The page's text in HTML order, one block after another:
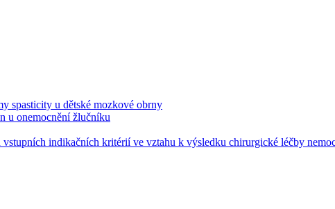
spasticity u dětské mozkové obrny
u onemocnění žlučníku
indikačních kritérií ve vztahu k výsledku chirurgické léčby